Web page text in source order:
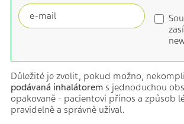
Důležité je zvolit, pokud možno,
podávaná inhalátorem s jednoduchou
opakovaně - pacientovi přínos a způsob
pravidelně a správně užíval.